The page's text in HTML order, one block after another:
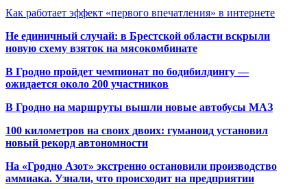
Как работает эффект «первого впечатления» в интернете
Не единичный случай: в Брестской области вскрыли
новую схему взяток на мясокомбинате
В Гродно пройдет чемпионат по бодибилдингу —
ожидается около 200 участников
В Гродно на маршруты вышли новые автобусы МАЗ
100 километров на своих двоих: гуманоид установил
новый рекорд автономности
На «Гродно Азот» экстренно остановили производство
аммиака. Узнали, что происходит на предприятии